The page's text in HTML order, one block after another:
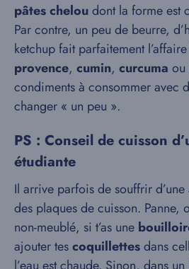
pâtes cheloudont la forme est
Par contre, un peu de beurre,
ketchup fait parfaitement
provence, cumin, curcuma ou
condiments à consommer avec
changer « un peu ».
PS : Conseil de cuisson
étudiante
Il arrive parfois de souffrir
des plaques de cuisson. Panne,
non-meublé, si t’as une
ajouter tescoquillettesdans
l’eau est chaude. Sinon, dans